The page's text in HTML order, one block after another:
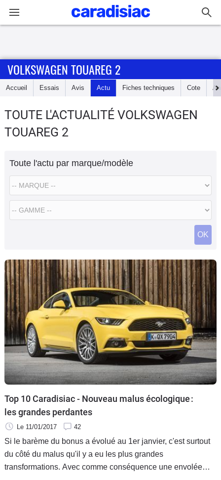
Accueil
Essais
Electriques
Utilitaires
Services
Forum
Moto
Marques
VOLKSWAGEN TOUAREG 2
Accueil Essais Avis Actu Fiches techniques Cote
TOUTE L'ACTUALITÉ VOLKSWAGEN
TOUAREG 2
Toute l'actu par marque/modèle
OK
Top 10 Caradisiac - Nouveau malus écologique :
les grandes perdantes
Le 11/01/2017 42
Si le barème du bonus a évolué au 1er janvier, c'est surtout
du côté du malus qu'il y a eu les plus grandes
transformations. Avec comme conséquence une envolée